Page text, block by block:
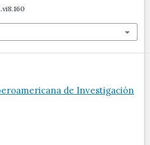
de Investigación